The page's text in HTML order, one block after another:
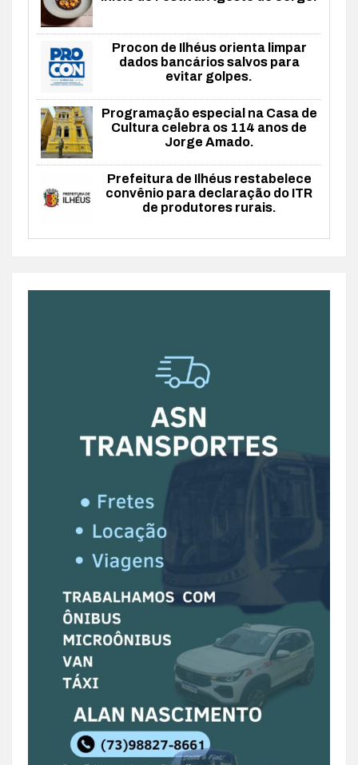
Procon de Ilhéus orienta limpar
dados bancários salvos para
evitar golpes.
Programação especial na Casa de
Cultura celebra os 114 anos de
Jorge Amado.
Prefeitura de Ilhéus restabelece
convênio para declaração do ITR
de produtores rurais.